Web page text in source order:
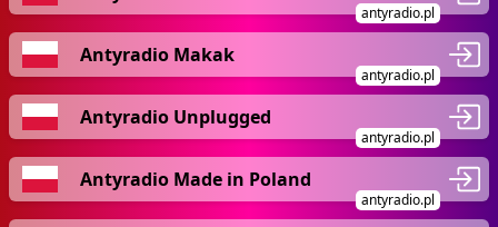
antyradio.pl
Antyradio Makak
antyradio.pl
Antyradio Unplugged
antyradio.pl
Antyradio Made in Poland
antyradio.pl